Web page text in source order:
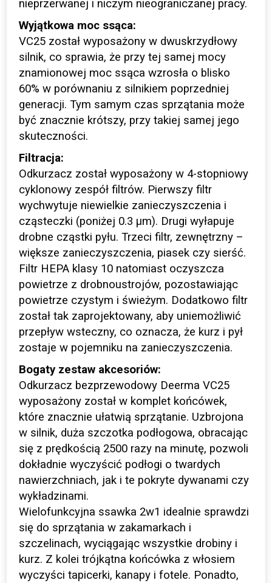
nieprzerwanej i niczym nieograniczanej pracy.
Wyjątkowa moc ssąca:
VC25 został wyposażony w dwuskrzydłowy
silnik, co sprawia, że przy tej samej mocy
znamionowej moc ssąca wzrosła o blisko
60% w porównaniu z silnikiem poprzedniej
generacji. Tym samym czas sprzątania może
być znacznie krótszy, przy takiej samej jego
skuteczności.
Filtracja:
Odkurzacz został wyposażony w 4-stopniowy
cyklonowy zespół filtrów. Pierwszy filtr
wychwytuje niewielkie zanieczyszczenia i
cząsteczki (poniżej 0.3 μm). Drugi wyłapuje
drobne cząstki pyłu. Trzeci filtr, zewnętrzny –
większe zanieczyszczenia, piasek czy sierść.
Filtr HEPA klasy 10 natomiast oczyszcza
powietrze z drobnoustrojów, pozostawiając
powietrze czystym i świeżym. Dodatkowo filtr
został tak zaprojektowany, aby uniemożliwić
przepływ wsteczny, co oznacza, że kurz i pył
zostaje w pojemniku na zanieczyszczenia.
Bogaty zestaw akcesoriów:
Odkurzacz bezprzewodowy Deerma VC25
wyposażony został w komplet końcówek,
które znacznie ułatwią sprzątanie. Uzbrojona
w silnik, duża szczotka podłogowa, obracając
się z prędkością 2500 razy na minutę, pozwoli
dokładnie wyczyścić podłogi o twardych
nawierzchniach, jak i te pokryte dywanami czy
wykładzinami.
Wielofunkcyjna ssawka 2w1 idealnie sprawdzi
się do sprzątania w zakamarkach i
szczelinach, wyciągając wszystkie drobiny i
kurz. Z kolei trójkątna końcówka z włosiem
wyczyści tapicerki, kanapy i fotele. Ponadto,